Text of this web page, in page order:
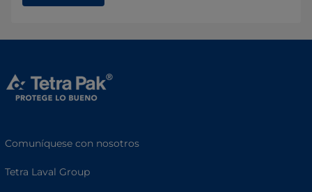
Comuníquese con nosotros
Tetra Laval Group